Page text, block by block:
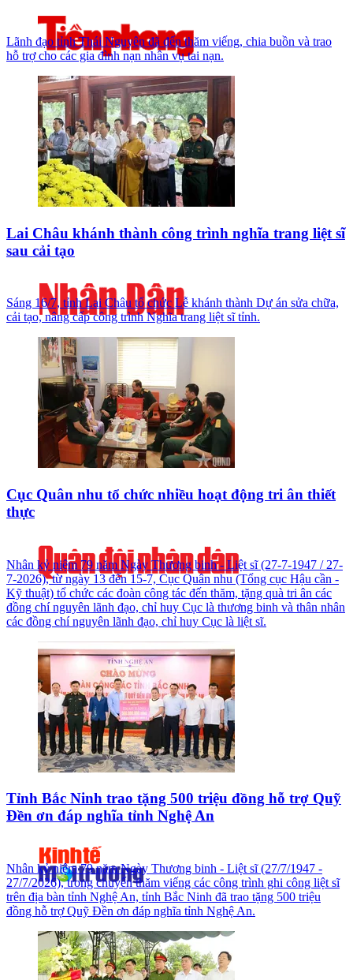
Lãnh đạo tỉnh Thái Nguyên đã đến thăm viếng, chia buồn và trao
hỗ trợ cho các gia đình nạn nhân vụ tai nạn.
Lai Châu khánh thành công trình nghĩa trang liệt sĩ
sau cải tạo
Sáng 16/7, tỉnh Lai Châu tổ chức Lễ khánh thành Dự án sửa chữa,
cải tạo, nâng cấp công trình Nghĩa trang liệt sĩ tỉnh.
Cục Quân nhu tổ chức nhiều hoạt động tri ân thiết
thực
Nhân kỷ niệm 79 năm Ngày Thương binh - Liệt sĩ (27-7-1947 / 27-
7-2026), từ ngày 13 đến 15-7, Cục Quân nhu (Tổng cục Hậu cần -
Kỹ thuật) tổ chức các đoàn công tác đến thăm, tặng quà tri ân các
đồng chí nguyên lãnh đạo, chỉ huy Cục là thương binh và thân nhân
các đồng chí nguyên lãnh đạo, chỉ huy Cục là liệt sĩ.
Tỉnh Bắc Ninh trao tặng 500 triệu đồng hỗ trợ Quỹ
Đền ơn đáp nghĩa tỉnh Nghệ An
Nhân kỷ niệm 79 năm Ngày Thương binh - Liệt sĩ (27/7/1947 -
27/7/2026), trong chuyến thăm viếng các công trình ghi công liệt sĩ
trên địa bàn tỉnh Nghệ An, tỉnh Bắc Ninh đã trao tặng 500 triệu
đồng hỗ trợ Quỹ Đền ơn đáp nghĩa tỉnh Nghệ An.